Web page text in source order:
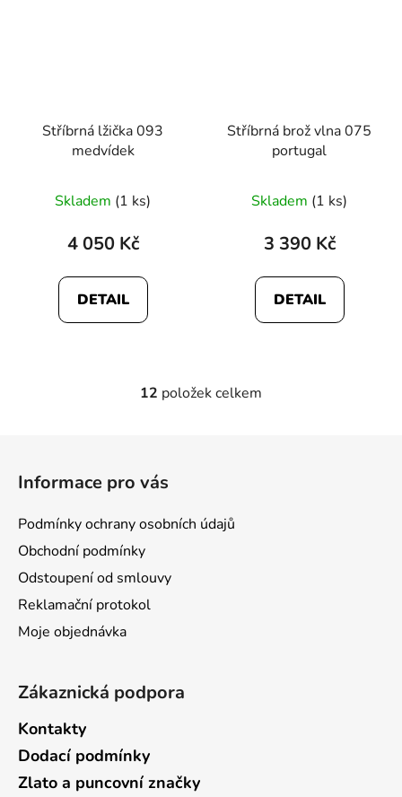
Stříbrná lžička 093
medvídek
Skladem (1 ks)
4 050 Kč
DETAIL
Stříbrná brož vlna 075
portugal
Skladem (1 ks)
3 390 Kč
DETAIL
O
c
12 položek celkem
Informace pro vás
Podmínky ochrany osobních údajů
Obchodní podmínky
Odstoupení od smlouvy
Reklamační protokol
Moje objednávka
Zákaznická podpora
Kontakty
Dodací podmínky
Zlato a puncovní značky